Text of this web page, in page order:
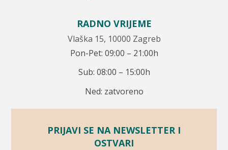
RADNO VRIJEME
Vlaška 15, 10000 Zagreb
Pon-Pet: 09:00 – 21:00h
Sub: 08:00 – 15:00h
Ned: zatvoreno
PRIJAVI SE NA NEWSLETTER I
OSTVARI